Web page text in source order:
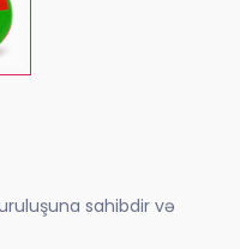
sahibdir və